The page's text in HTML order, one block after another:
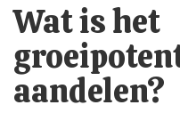
Wat is het
aandelen?